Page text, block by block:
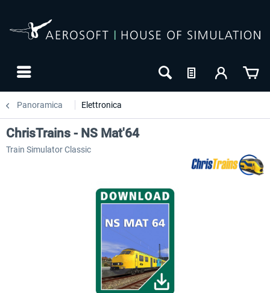
Panoramica Elettronica
ChrisTrains - NS Mat'64
Train Simulator Classic